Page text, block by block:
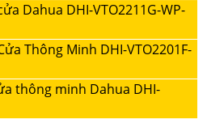
Dahua DHI-VTO2211G-WP-
Thông Minh DHI-VTO2201F-
thông minh Dahua DHI-